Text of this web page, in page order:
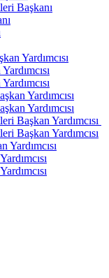
Başkanı
Yardımcısı
Yardımcısı
Yardımcısı
Başkan Yardımcısı
Başkan Yardımcısı
Yardımcısı